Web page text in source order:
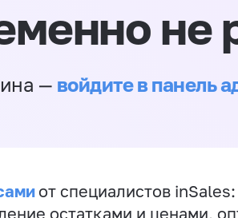
не
— войдите в панель
от специалистов inSales:
остатками и ценами,